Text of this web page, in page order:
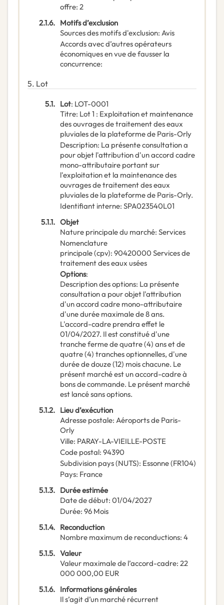
offre: 2
2.1.6. Motifs d’exclusion
Sources des motifs d'exclusion: Avis
Accords avec d’autres opérateurs
économiques en vue de fausser la
concurrence:
5. Lot
5.1. Lot: LOT-0001
Titre: Lot 1 : Exploitation et maintenance
des ouvrages de traitement des eaux
pluviales de la plateforme de Paris-Orly
Description: La présente consultation a
pour objet l'attribution d'un accord cadre
mono-attributaire portant sur
l'exploitation et la maintenance des
ouvrages de traitement des eaux
pluviales de la plateforme de Paris-Orly.
Identifiant interne: SPA023540L01
5.1.1. Objet
Nature principale du marché: Services
Nomenclature
principale(cpv): 90420000 Services de
traitement des eaux usées
Options:
Description des options: La présente
consultation a pour objet l'attribution
d'un accord cadre mono-attributaire
d'une durée maximale de 8 ans.
L'accord-cadre prendra effet le
01/04/2027. Il est constitué d'une
tranche ferme de quatre (4) ans et de
quatre (4) tranches optionnelles, d'une
durée de douze (12) mois chacune. Le
présent marché est un accord-cadre à
bons de commande. Le présent marché
est lancé sans options.
5.1.2. Lieu d’exécution
Adresse postale: Aéroports de Paris-
Orly
Ville: PARAY-LA-VIEILLE-POSTE
Code postal: 94390
Subdivision pays (NUTS): Essonne(FR104)
Pays: France
5.1.3. Durée estimée
Date de début: 01/04/2027
Durée: 96 Mois
5.1.4. Reconduction
Nombre maximum de reconductions: 4
5.1.5. Valeur
Valeur maximale de l’accord-cadre: 22
000 000,00 EUR
5.1.6. Informations générales
Il s’agit d’un marché récurrent